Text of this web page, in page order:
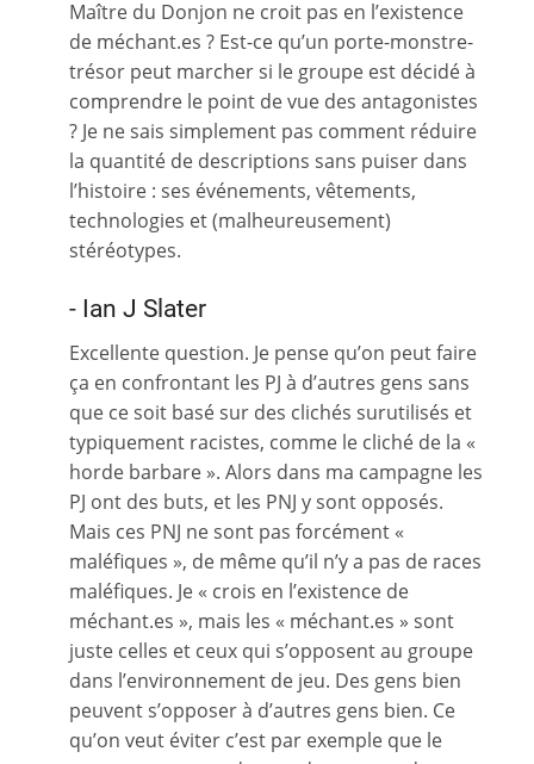
Maître du Donjon ne croit pas en l’existence
de méchant.es ? Est-ce qu’un porte-monstre-
trésor peut marcher si le groupe est décidé à
comprendre le point de vue des antagonistes
? Je ne sais simplement pas comment réduire
la quantité de descriptions sans puiser dans
l’histoire : ses événements, vêtements,
technologies et (malheureusement)
stéréotypes.
- Ian J Slater
Excellente question. Je pense qu’on peut faire
ça en confrontant les PJ à d’autres gens sans
que ce soit basé sur des clichés surutilisés et
typiquement racistes, comme le cliché de la «
horde barbare ». Alors dans ma campagne les
PJ ont des buts, et les PNJ y sont opposés.
Mais ces PNJ ne sont pas forcément «
maléfiques », de même qu’il n’y a pas de races
maléfiques. Je « crois en l’existence de
méchant.es », mais les « méchant.es » sont
juste celles et ceux qui s’opposent au groupe
dans l’environnement de jeu. Des gens bien
peuvent s’opposer à d’autres gens bien. Ce
qu’on veut éviter c’est par exemple que le